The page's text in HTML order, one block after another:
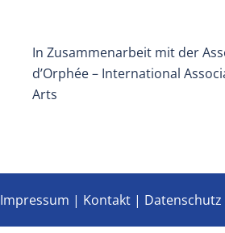
In Zusammenarbeit mit der
d’Orphée – International
Arts
Impressum | Kontakt | Datenschutz